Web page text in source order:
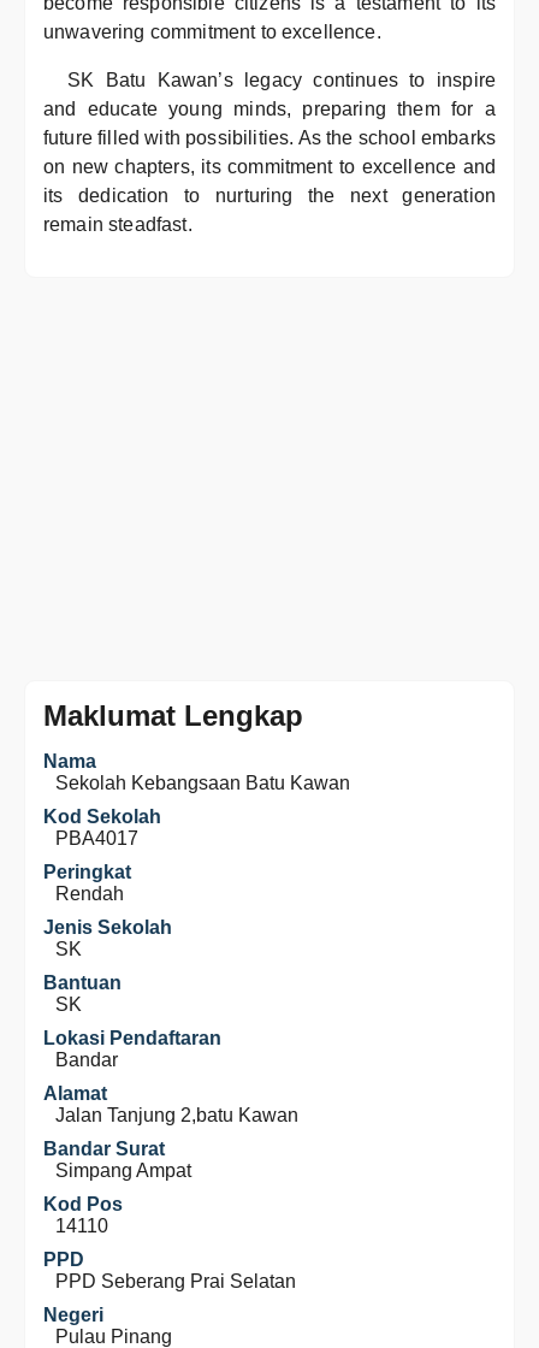
unwavering commitment to excellence.
SK Batu Kawan’s legacy continues to inspire
and educate young minds, preparing them for a
future filled with possibilities. As the school embarks
on new chapters, its commitment to excellence and
its dedication to nurturing the next generation
remain steadfast.
Maklumat Lengkap
Nama
Sekolah Kebangsaan Batu Kawan
Kod Sekolah
PBA4017
Peringkat
Rendah
Jenis Sekolah
SK
Bantuan
SK
Lokasi Pendaftaran
Bandar
Alamat
Jalan Tanjung 2,batu Kawan
Bandar Surat
Simpang Ampat
Kod Pos
14110
PPD
PPD Seberang Prai Selatan
Negeri
Pulau Pinang